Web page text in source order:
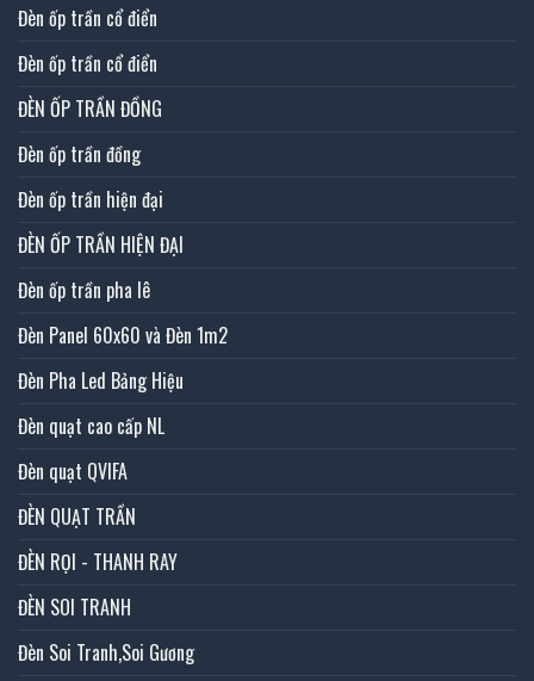
Đèn ốp trần cổ điển
Đèn ốp trần cổ điển
ĐÈN ỐP TRẦN ĐỒNG
Đèn ốp trần đồng
Đèn ốp trần hiện đại
ĐÈN ỐP TRẦN HIỆN ĐẠI
Đèn ốp trần pha lê
Đèn Panel 60x60 và Đèn 1m2
Đèn Pha Led Bảng Hiệu
Đèn quạt cao cấp NL
Đèn quạt QVIFA
ĐÈN QUẠT TRẦN
ĐÈN RỌI - THANH RAY
ĐÈN SOI TRANH
Đèn Soi Tranh,Soi Gương